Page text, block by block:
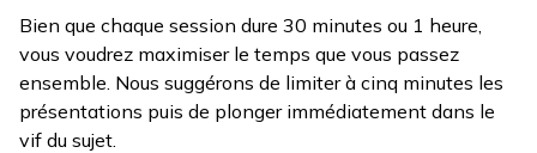
Bien que chaque session dure 30 minutes ou 1 heure,
vous voudrez maximiser le temps que vous passez
ensemble. Nous suggérons de limiter à cinq minutes les
présentations puis de plonger immédiatement dans le
vif du sujet.